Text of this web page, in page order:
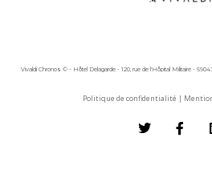
Vivaldi Chronos © - Hôtel Delagarde - 120, rue de l'Hôpital Militaire -
Politique de confidentialité |